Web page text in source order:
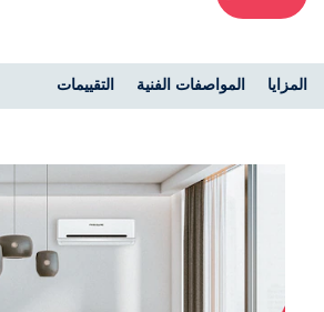
المزايا المواصفات الفنية التقييمات